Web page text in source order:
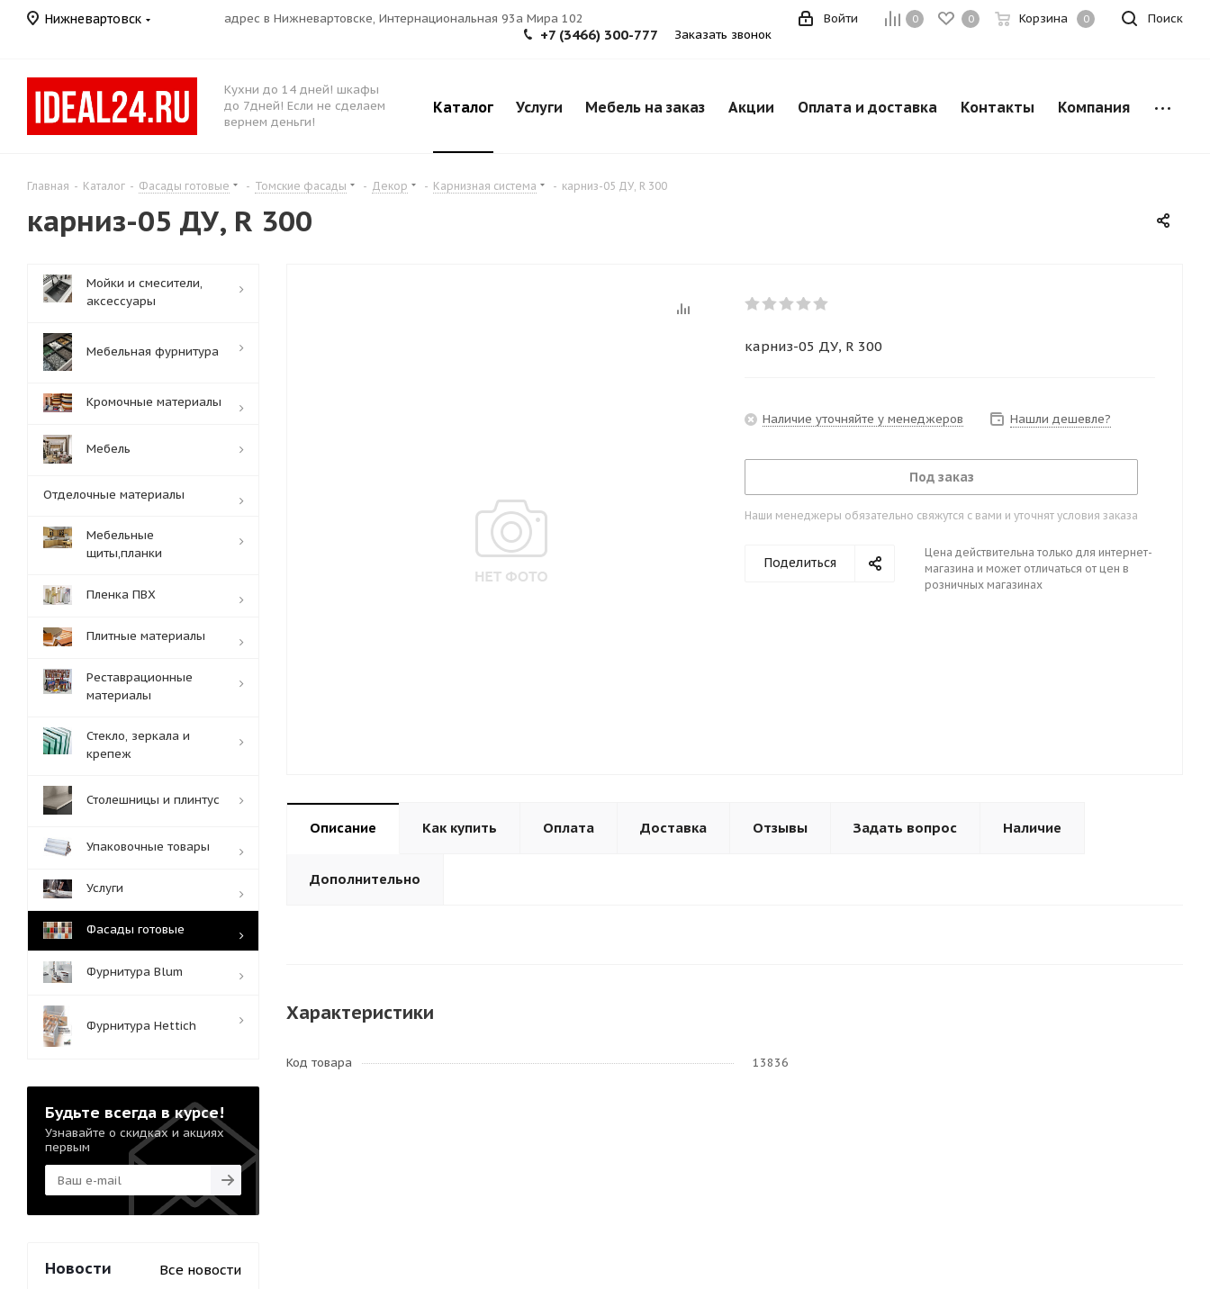
Нижневартовск адрес в Нижневартовске, Интернациональная 93а Мира 102 Поиск
0 0 Корзина 0
Войти
+7 (3466) 300-777 Заказать звонок
Кухни до 14 дней! шкафы
до 7дней! Если не сделаем
вернем деньги!
Каталог Услуги Мебель на заказ Акции Оплата и доставка Контакты Компания
Главная - Каталог - Фасады готовые - Томские фасады - Декор - Карнизная система - карниз-05 ДУ, R 300
карниз-05 ДУ, R 300
карниз-05 ДУ, R 300
Наличие уточняйте у менеджеров Нашли дешевле?
Под заказ
Наши менеджеры обязательно свяжутся с вами и уточнят условия заказа
Поделиться
Цена действительна только для интернет-
магазина и может отличаться от цен в
розничных магазинах
Описание Как купить Оплата Доставка Отзывы Задать вопрос Наличие
Дополнительно
Характеристики
Код товара 13836
Мойки и смесители,
аксессуары
Мебельная фурнитура
Кромочные материалы
Мебель
Отделочные материалы
Мебельные
щиты,планки
Пленка ПВХ
Плитные материалы
Реставрационные
материалы
Стекло, зеркала и
крепеж
Столешницы и плинтус
Упаковочные товары
Услуги
Фасады готовые
Фурнитура Blum
Фурнитура Hettich
Будьте всегда в курсе!
Узнавайте о скидках и акциях
первым
Новости Все новости